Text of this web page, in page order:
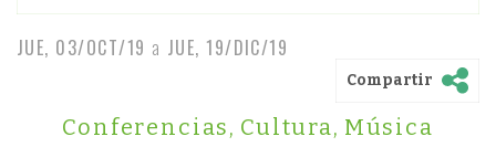
JUE, 03/OCT/19 a JUE, 19/DIC/19
Compartir
Conferencias, Cultura, Música